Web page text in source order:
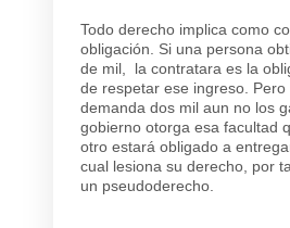
Todo derecho implica como
obligación. Si una persona
de mil, la contratara es la
de respetar ese ingreso.
demanda dos mil aun no los
gobierno otorga esa facultad
otro estará obligado a
cual lesiona su derecho, por
un pseudoderecho.